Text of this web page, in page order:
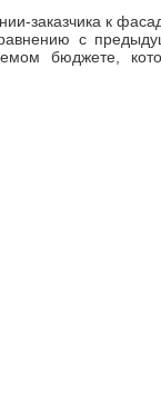
заказчика к
с
бюджете,